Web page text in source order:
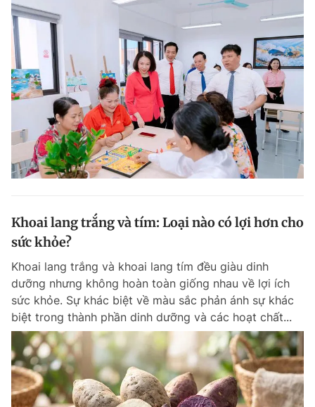
Khoai lang trắng và tím: Loại nào có lợi hơn cho
sức khỏe?
Khoai lang trắng và khoai lang tím đều giàu dinh
dưỡng nhưng không hoàn toàn giống nhau về lợi ích
sức khỏe. Sự khác biệt về màu sắc phản ánh sự khác
biệt trong thành phần dinh dưỡng và các hoạt chất...